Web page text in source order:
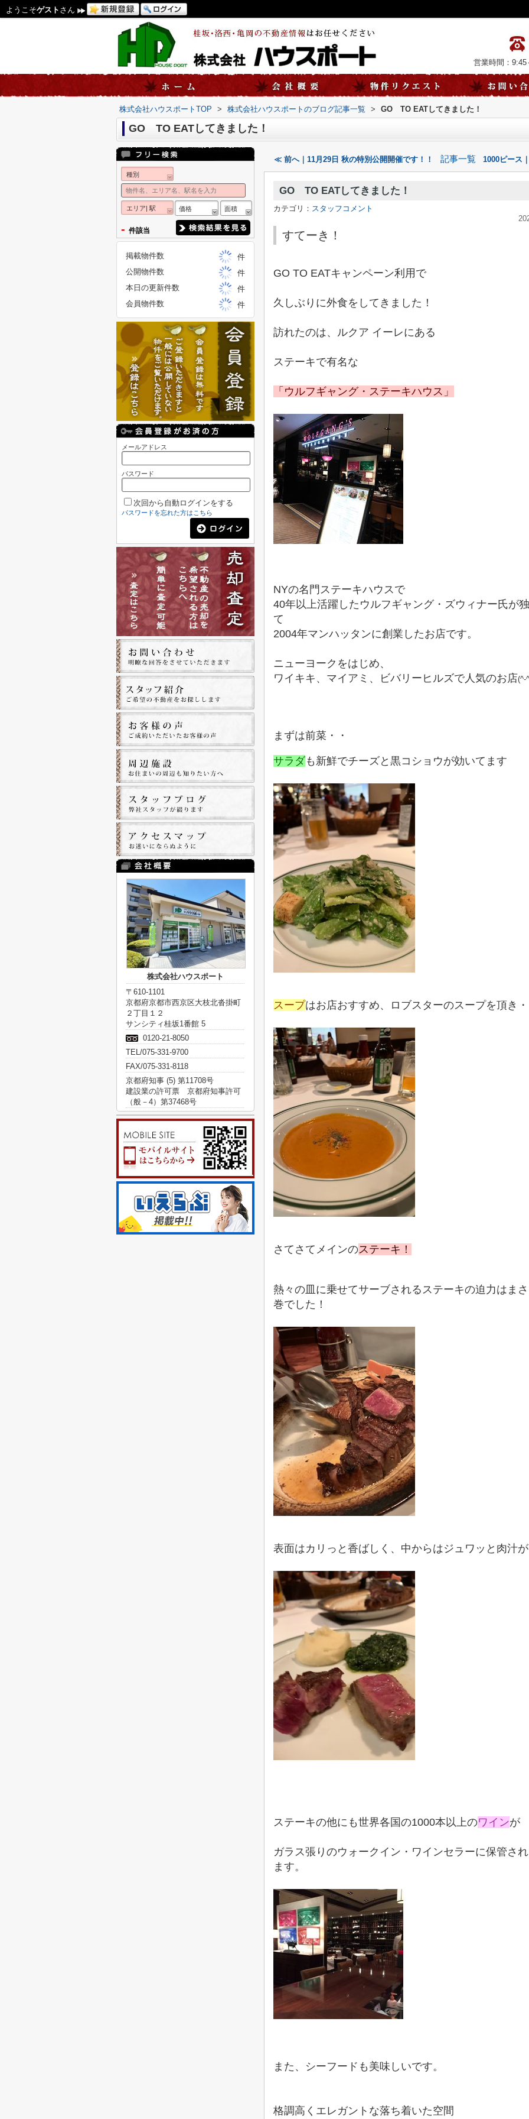
ようこそゲスト さん
営業時間：9:45
株式会社ハウスポートTOP > 株式会社ハウスポートのブログ記事一覧 > GO TO EATしてきました！
GO TO EATしてきました！
≪ 前へ｜11月29日 秋の特別公開開催です！！ 記事一覧 1000ピース
GO TO EATしてきました！
カテゴリ： スタッフコメント
すてーき！
GO TO EATキャンペーン利用で
久しぶりに外食をしてきました！
訪れたのは、ルクア イーレにある
ステーキで有名な
「ウルフギャング・ステーキハウス」
NYの名門ステーキハウスで
40年以上活躍したウルフギャング・ズウィナー氏が
て
2004年マンハッタンに創業したお店です。
ニューヨークをはじめ、
ワイキキ、マイアミ、ビバリーヒルズで人気のお店
まずは前菜・・
サラダも新鮮でチーズと黒コショウが効いてます
スープはお店おすすめ、ロブスターのスープを頂き
さてさてメインのステーキ！
熱々の皿に乗せてサーブされるステーキの迫力はま
巻でした！
表面はカリっと香ばしく、中からはジュワッと肉汁
ステーキの他にも世界各国の1000本以上のワインが
ガラス張りのウォークイン・ワインセラーに保管さ
ます。
また、シーフードも美味しいです。
格調高くエレガントな落ち着いた空間
種別
エリア| 駅 価格 面積
- 件該当
掲載物件数
件
公開物件数
件
本日の更新件数
件
会員物件数
件
メールアドレス
パスワード
次回から自動ログインをする
パスワードを忘れた方はこちら
株式会社ハウスポート
〒610-1101
京都府京都市西京区大枝北沓掛町
２丁目１２
サンシティ桂坂1番館 5
0120-21-8050
TEL/075-331-9700
FAX/075-331-8118
京都府知事 (5) 第11708号
建設業の許可票 京都府知事許可
（般－4）第37468号